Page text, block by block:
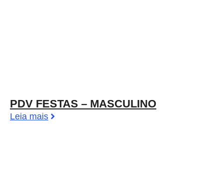
PDV FESTAS – MASCULINO
Leia mais